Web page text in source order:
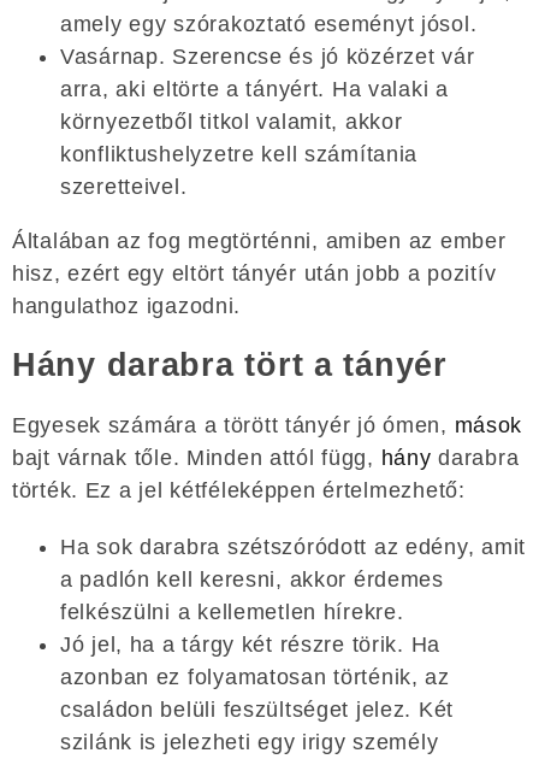
amely egy szórakoztató eseményt jósol.
Vasárnap. Szerencse és jó közérzet vár
arra, aki eltörte a tányért. Ha valaki a
környezetből titkol valamit, akkor
konfliktushelyzetre kell számítania
szeretteivel.
Általában az fog megtörténni, amiben az ember
hisz, ezért egy eltört tányér után jobb a pozitív
hangulathoz igazodni.
Hány darabra tört a tányér
Egyesek számára a törött tányér jó ómen, mások
bajt várnak tőle. Minden attól függ, hány darabra
törték. Ez a jel kétféleképpen értelmezhető:
Ha sok darabra szétszóródott az edény, amit
a padlón kell keresni, akkor érdemes
felkészülni a kellemetlen hírekre.
Jó jel, ha a tárgy két részre törik. Ha
azonban ez folyamatosan történik, az
családon belüli feszültséget jelez. Két
szilánk is jelezheti egy irigy személy